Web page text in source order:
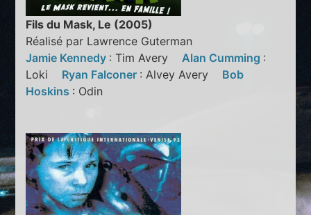
Fils du Mask, Le (2005)
Réalisé par Lawrence Guterman
Jamie Kennedy : Tim Avery Alan Cumming :
Loki Ryan Falconer : Alvey Avery Bob
Hoskins : Odin